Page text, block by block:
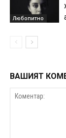
Любопитно
ВАШИЯТ